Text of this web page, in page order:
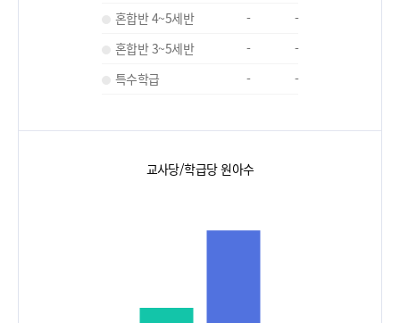
혼합반 4~5세반
-
-
혼합반 3~5세반
-
-
특수학급
- -
교사당/학급당 원아수